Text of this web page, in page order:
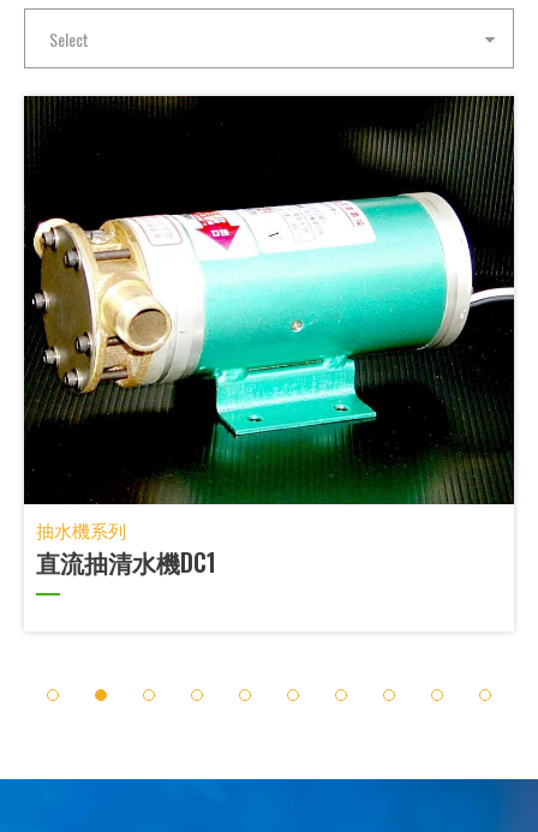
Select
抽水機系列
直流抽清水機DC1
1 2 3 4 5 6 7 8 9 10